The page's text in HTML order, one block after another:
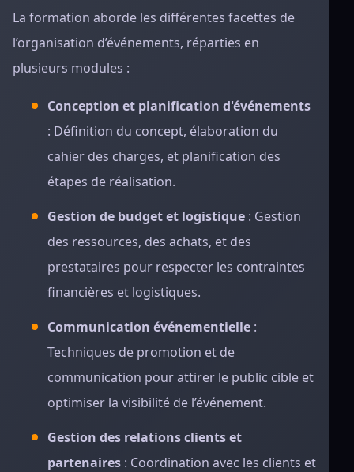
La formation aborde les différentes facettes de
l’organisation d’événements, réparties en
plusieurs modules :
Conception et planification d'événements
: Définition du concept, élaboration du
cahier des charges, et planification des
étapes de réalisation.
Gestion de budget et logistique : Gestion
des ressources, des achats, et des
prestataires pour respecter les contraintes
financières et logistiques.
Communication événementielle :
Techniques de promotion et de
communication pour attirer le public cible et
optimiser la visibilité de l’événement.
Gestion des relations clients et
partenaires : Coordination avec les clients et